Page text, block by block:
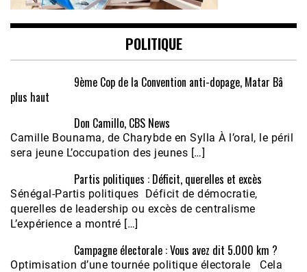
POLITIQUE
9ème Cop de la Convention anti-dopage, Matar Bâ
plus haut
Don Camillo, CBS News
Camille Bounama, de Charybde en Sylla À l’oral, le péril
sera jeune L’occupation des jeunes […]
Partis politiques : Déficit, querelles et excès
Sénégal-Partis politiques Déficit de démocratie,
querelles de leadership ou excès de centralisme
L’expérience a montré […]
Campagne électorale : Vous avez dit 5.000 km ?
Optimisation d’une tournée politique électorale Cela